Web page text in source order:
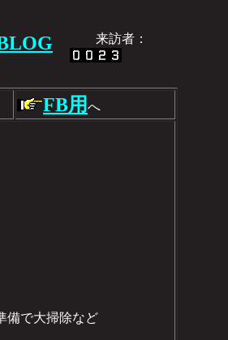
来訪者：
FB用 へ
備で大掃除など